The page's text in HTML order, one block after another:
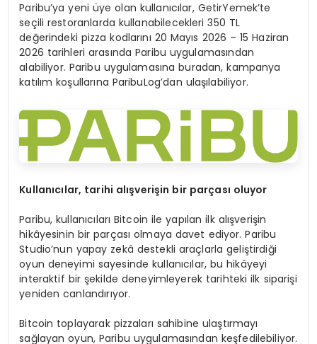
Paribu’ya yeni üye olan kullanıcılar, GetirYemek’te
seçili restoranlarda kullanabilecekleri 350 TL
değerindeki pizza kodlarını 20 Mayıs 2026 – 15 Haziran
2026 tarihleri arasında Paribu uygulamasından
alabiliyor. Paribu uygulamasına buradan, kampanya
katılım koşullarına ParibuLog’dan ulaşılabiliyor.
Kullanıcılar, tarihi alışverişin bir parçası oluyor
Paribu, kullanıcıları Bitcoin ile yapılan ilk alışverişin
hikâyesinin bir parçası olmaya davet ediyor. Paribu
Studio’nun yapay zekâ destekli araçlarla geliştirdiği
oyun deneyimi sayesinde kullanıcılar, bu hikâyeyi
interaktif bir şekilde deneyimleyerek tarihteki ilk siparişi
yeniden canlandırıyor.
Bitcoin toplayarak pizzaları sahibine ulaştırmayı
sağlayan oyun, Paribu uygulamasından keşfedilebiliyor.